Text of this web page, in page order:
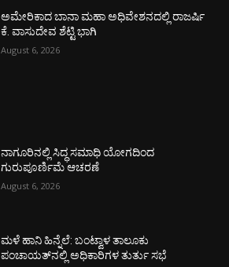
ಅಮೇರಿಕಾದ ಬಾನಾ ಮಹಾ ಅಧಿವೇಶನದಲ್ಲಿ ರಾಜರ್ಷಿ
ಕೆ. ವಾಸುದೇವ ಶೆಟ್ಟಿ ಭಾಗಿ
August 6, 2026
ನಾಗೂರಿನಲ್ಲಿ ಸಿದ್ಧ ಸಮಾಧಿ ಯೋಗದಿಂದ
ಗುರುಪೂರ್ಣಿಮೆ ಆಚರಣೆ
August 6, 2026
ಮಳೆ ಹಾನಿ ಹಿನ್ನೆಲೆ: ಬಂಟ್ವಾಳ ತಾಲೂಕು
ಪಂಚಾಯತ್‌ನಲ್ಲಿ ಅಧಿಕಾರಿಗಳ ತುರ್ತು ಸಭೆ